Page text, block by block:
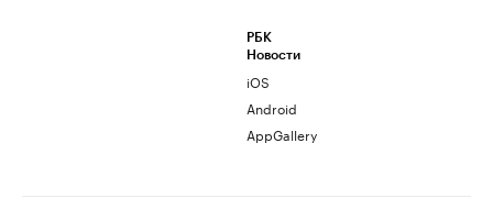
РБК
Новости
iOS
Android
AppGallery